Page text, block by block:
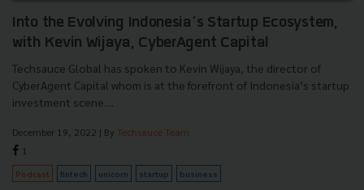
Into the Evolving Indonesia’s Startup Ecosystem,
with Kevin Wijaya, CyberAgent Capital
Techsauce Global has spoken to Kevin Wijaya, the director of
CyberAgent Capital whom is at the forefront of Indonesia’s startup
investment scene....
December 19, 2022 | By Techsauce Team
1
Podcast fintech unicorn startup business